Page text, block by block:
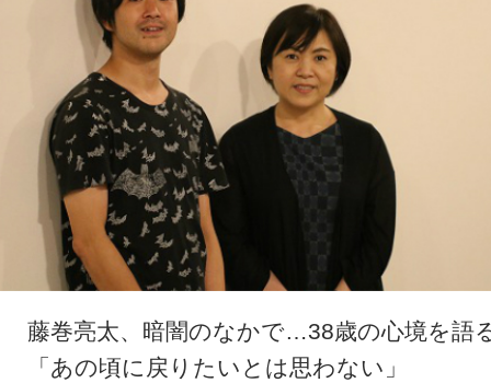
藤巻亮太、暗闇のなかで…38歳の心境を語
「あの頃に戻りたいとは思わない」